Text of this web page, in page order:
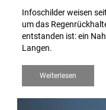
Infoschilder weisen
um das
entstanden ist: ein
Langen.
Weiterlesen